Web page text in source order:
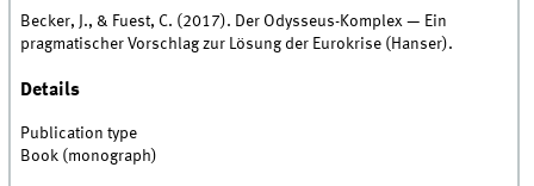
Becker, J., & Fuest, C. (2017). Der Odysseus-Komplex — Ein
pragmatischer Vorschlag zur Lösung der Eurokrise (Hanser).
Details
Publication type
Book (monograph)